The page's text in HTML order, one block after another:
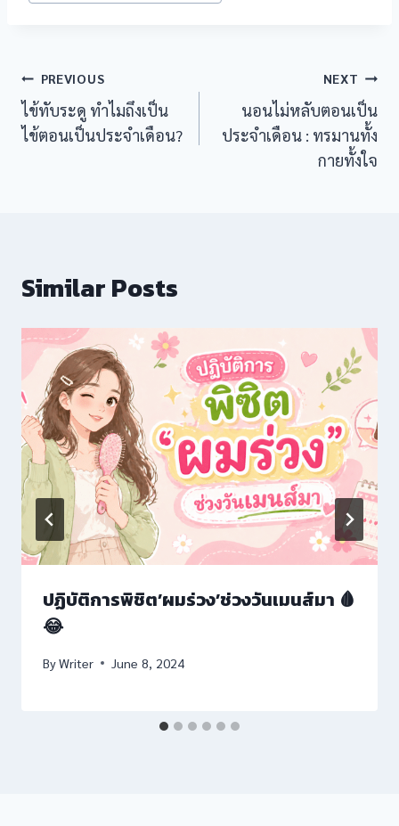
giriş
Post
navigation
PREVIOUS
ไข้ทับระดู ทำไมถึงเป็น
ไข้ตอนเป็นประจำเดือน?
NEXT
นอนไม่หลับตอนเป็น
ประจำเดือน : ทรมานทั้ง
กายทั้งใจ
Similar Posts
ปฏิบัติการพิชิต’ผมร่วง’ช่วงวันเมนส์มา 🩸
😂
ByWriter June 8, 2024